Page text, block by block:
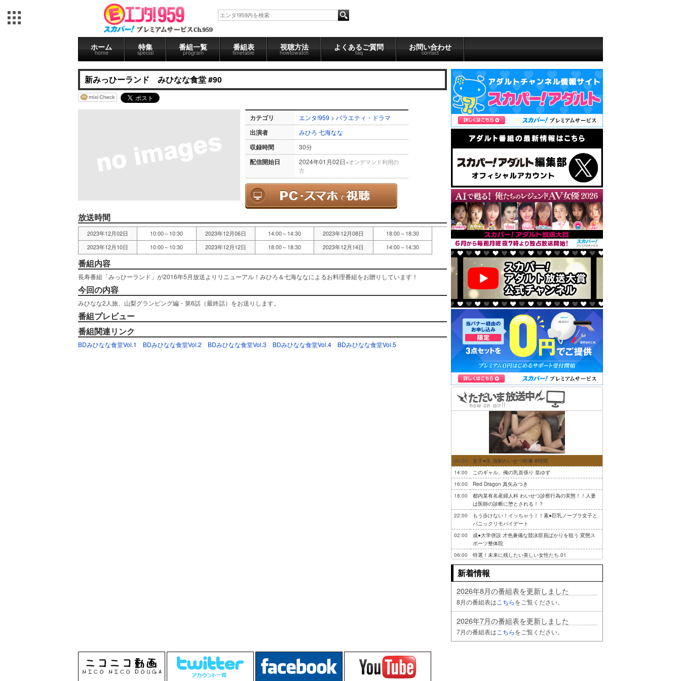
ホーム
home
特集
special
番組一覧
program
番組表
timetable
視聴方法
howtowatch
よくあるご質問
faq
お問い合わせ
contact
新みっひーランド みひなな食堂 #90
カテゴリ エンタ!959 > バラエティ・ドラマ
出演者 みひろ 七海なな
収録時間 30分
配信開始日 2024年01月02日※オンデマンド利用の
方
放送時間
2023年12月02日 10:00～10:30 2023年12月06日 14:00～14:30 2023年12月08日
18:00～18:30
2023年12月10日
10:00～10:30 2023年12月12日 18:00～18:30 2023年12月14日 14:00～14:30
番組内容
長寿番組「みっひーランド」が2016年5月放送よりリニューアル！みひろ＆七海ななによるお料理番組をお贈りしています！
今回の内容
みひなな2人旅、山梨グランピング編・第6話（最終話）をお送りします。
番組プレビュー
番組関連リンク
BDみひなな食堂Vol.1 BDみひなな食堂Vol.2 BDみひなな食堂Vol.3 BDみひなな食堂Vol.4 BDみひなな食堂Vol.5
06:00
女子●生 強制わいせつ映像 8時間
14:00
このギャル、俺の乳首係り 皇ゆず
16:00
Red Dragon 真矢みつき
18:00
都内某有名産婦人科 わいせつ診察行為の実態！！人妻
は医師の診断に堕とされる！？
22:00
もう歩けない！イッちゃう！！素●巨乳ノーブラ女子と
パニックリモバイデート
02:00
成●大学併設 才色兼備な競泳部員ばかりを狙う 変態ス
ポーツ整体院
06:00
特選！未来に残したい美しい女性たち 01
新着情報
2026年8月の番組表を更新しました
8月の番組表は こちらをご覧ください。
2026年7月の番組表を更新しました
7月の番組表は こちらをご覧ください。